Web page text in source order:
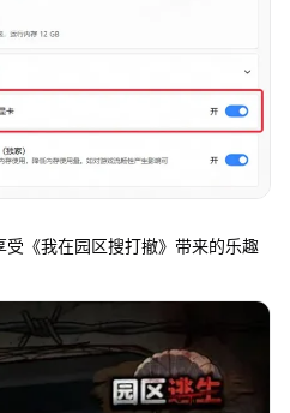
《我在园区搜打撤》带来的乐趣